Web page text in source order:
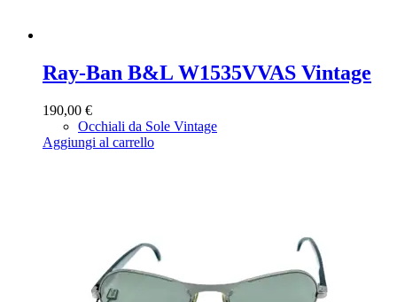
Ray-Ban B&L W1535VVAS Vintage
190,00 €
Occhiali da Sole Vintage
Aggiungi al carrello